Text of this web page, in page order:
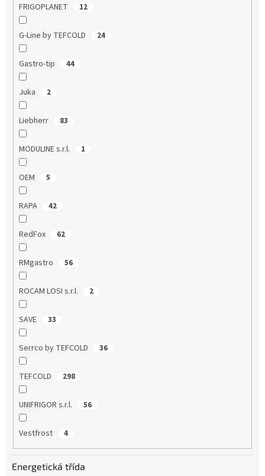
FRIGOPLANET 12
G-Line by TEFCOLD 24
Gastro-tip 44
Juka 2
Liebherr 83
MODULINE s.r.l. 1
OEM 5
RAPA 42
RedFox 62
RMgastro 56
ROCAM LOSI s.r.l. 2
SAVE 33
Serrco by TEFCOLD 36
TEFCOLD 298
UNIFRIGOR s.r.l. 56
Vestfrost 4
Energetická třída